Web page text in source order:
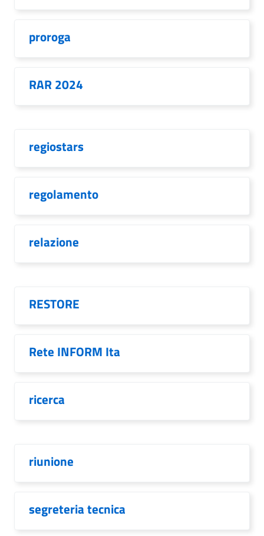
proroga
RAR 2024
regiostars
regolamento
relazione
RESTORE
Rete INFORM Ita
ricerca
riunione
segreteria tecnica